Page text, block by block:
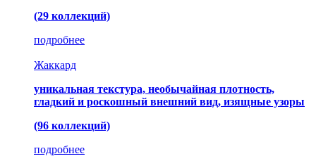
(29 коллекций)
подробнее
Жаккард
уникальная текстура, необычайная плотность,
гладкий и роскошный внешний вид, изящные узоры
(96 коллекций)
подробнее